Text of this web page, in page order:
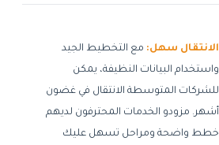
الانتقال سهل: مع التخطيط الجيد
واستخدام البيانات النظيفة، يمكن
للشركات المتوسطة الانتقال في غضون
أشهر. مزودو الخدمات المحترفون لديهم
خطط واضحة ومراحل تسهل عليك